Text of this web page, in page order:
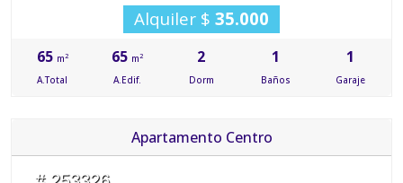
Alquiler $ 35.000
65 m2
A.Total
65 m2
A.Edif.
2
Dorm
1
Baños
1
Garaje
Apartamento Centro